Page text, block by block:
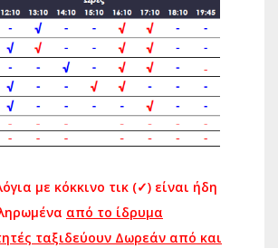
με κόκκινο τικ (✓) είναι ήδη
από το ίδρυμα
ταξιδεύουν Δωρεάν από και